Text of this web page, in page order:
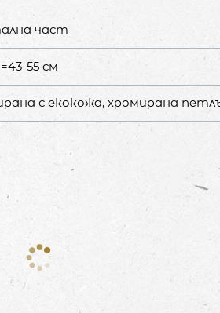
част
55 см
с екокожа, хромирана